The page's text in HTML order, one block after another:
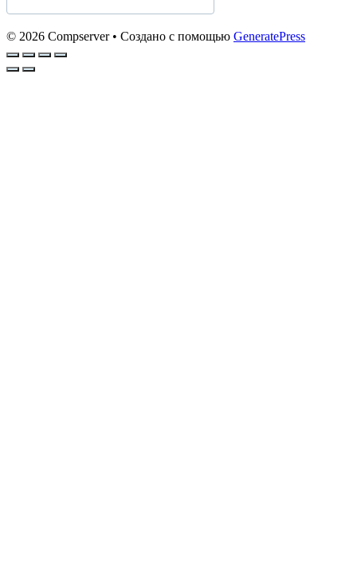
© 2026 Compserver• Создано с помощью GeneratePress